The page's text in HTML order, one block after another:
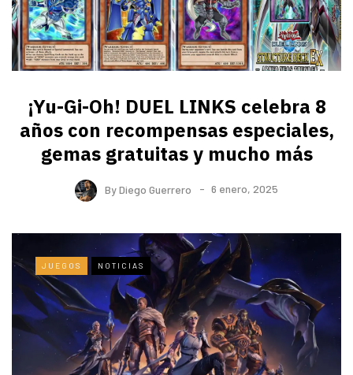
¡Yu-Gi-Oh! DUEL LINKS celebra 8
años con recompensas especiales,
gemas gratuitas y mucho más
ByDiego Guerrero 6 enero, 2025
JUEGOS NOTICIAS